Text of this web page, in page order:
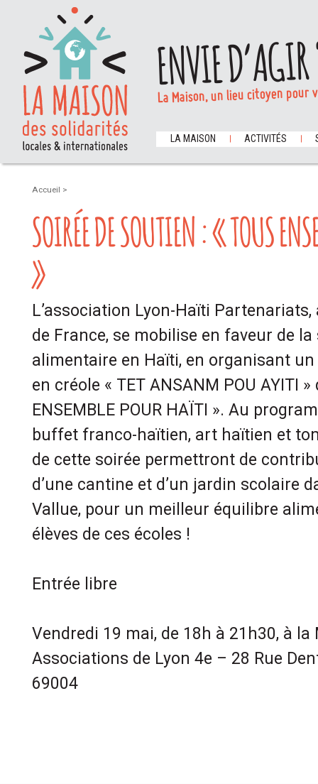
ENVIE
La Maison, un lieu citoyen
LA MAISON ACTIVITÉS
Accueil >
SOIRÉE DE SOUTIEN : « TOUS
»
L’association Lyon-Haïti
de France, se mobilise en faveur de
alimentaire en Haïti, en organisant
en créole « TET ANSANM POU AYITI
ENSEMBLE POUR HAÏTI ». Au
buffet franco-haïtien, art haïtien et
de cette soirée permettront de
d’une cantine et d’un jardin scolaire
Vallue, pour un meilleur équilibre
élèves de ces écoles !
Entrée libre
Vendredi 19 mai, de 18h à 21h30, à la
Associations de Lyon 4e – 28 Rue
69004